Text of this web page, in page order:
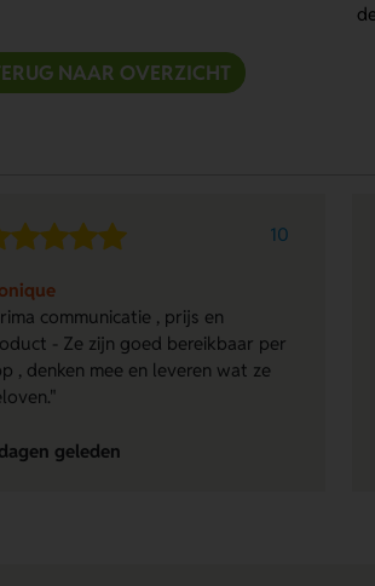
NAAR OVERZICHT
10
communicatie , prijs en
- Ze zijn goed bereikbaar per
, denken mee en leveren wat ze
geleden